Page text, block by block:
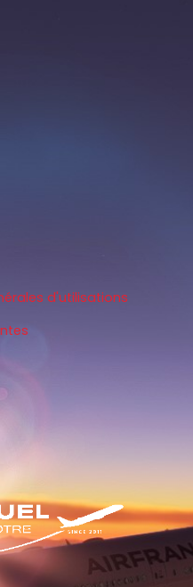
d'utilisations